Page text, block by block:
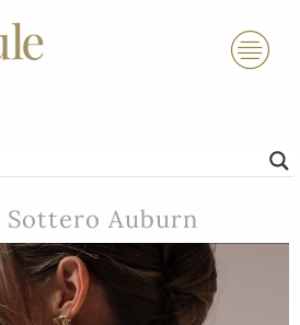
Sottero Auburn